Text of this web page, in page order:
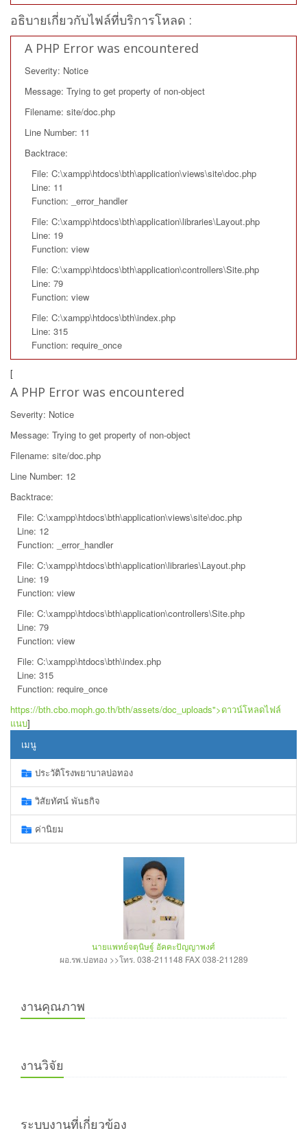
อธิบายเกี่ยวกับไฟล์ที่บริการโหลด :
A PHP Error was encountered
Severity: Notice
Message: Trying to get property of non-object
Filename: site/doc.php
Line Number: 11
Backtrace:
File: C:\xampp\htdocs\bth\application\views\site\doc.php
Line: 11
Function: _error_handler
File: C:\xampp\htdocs\bth\application\libraries\Layout.php
Line: 19
Function: view
File: C:\xampp\htdocs\bth\application\controllers\Site.php
Line: 79
Function: view
File: C:\xampp\htdocs\bth\index.php
Line: 315
Function: require_once
[
A PHP Error was encountered
Severity: Notice
Message: Trying to get property of non-object
Filename: site/doc.php
Line Number: 12
Backtrace:
File: C:\xampp\htdocs\bth\application\views\site\doc.php
Line: 12
Function: _error_handler
File: C:\xampp\htdocs\bth\application\libraries\Layout.php
Line: 19
Function: view
File: C:\xampp\htdocs\bth\application\controllers\Site.php
Line: 79
Function: view
File: C:\xampp\htdocs\bth\index.php
Line: 315
Function: require_once
https://bth.cbo.moph.go.th/bth/assets/doc_uploads">ดาวน์โหลดไฟล์
แนบ]
เมนู
ประวัติโรงพยาบาลบ่อทอง
วิสัยทัศน์ พันธกิจ
ค่านิยม
นายแพทย์จตุนิษฐ์ อัคคะปัญญาพงศ์
ผอ.รพ.บ่อทอง >>โทร. 038-211148 FAX 038-211289
งานคุณภาพ
งานวิจัย
ระบบงานที่เกี่ยวข้อง